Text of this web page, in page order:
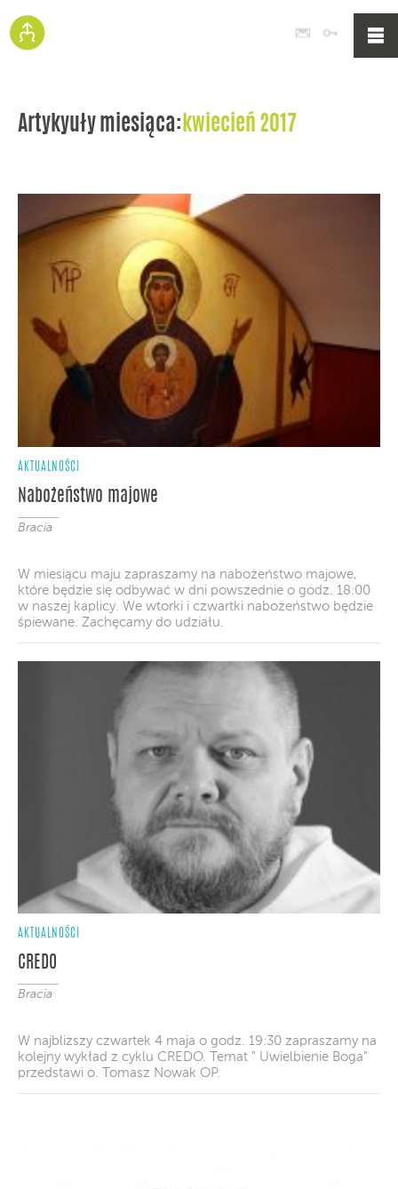
Poczta
Artykyuły miesiąca: kwiecień 2017
AKTUALNOŚCI
Nabożeństwo majowe
Bracia
W miesiącu maju zapraszamy na nabożeństwo majowe,
które będzie się odbywać w dni powszednie o godz. 18:00
w naszej kaplicy. We wtorki i czwartki nabożeństwo będzie
śpiewane. Zachęcamy do udziału.
AKTUALNOŚCI
CREDO
Bracia
W najbliższy czwartek 4 maja o godz. 19:30 zapraszamy na
kolejny wykład z cyklu CREDO. Temat " Uwielbienie Boga"
przedstawi o. Tomasz Nowak OP.